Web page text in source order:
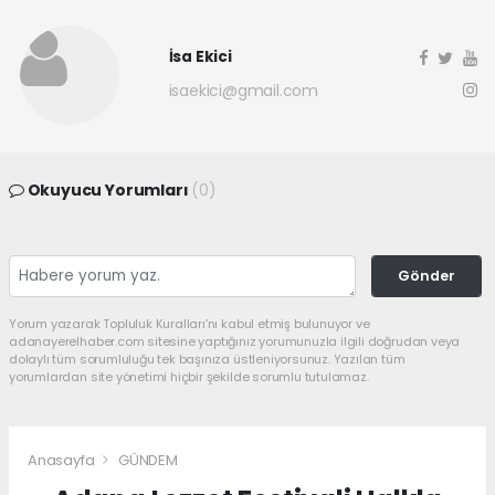
İsa Ekici
isaekici@gmail.com
Okuyucu Yorumları (0)
Gönder
Yorum yazarak Topluluk Kuralları’nı kabul etmiş bulunuyor ve
adanayerelhaber.com sitesine yaptığınız yorumunuzla ilgili doğrudan veya
dolaylı tüm sorumluluğu tek başınıza üstleniyorsunuz. Yazılan tüm
yorumlardan site yönetimi hiçbir şekilde sorumlu tutulamaz.
Anasayfa GÜNDEM